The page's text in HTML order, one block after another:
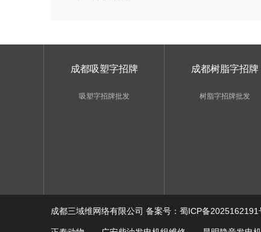
成都吸塑字招牌
吸塑字招牌批发
成都树脂字招牌
树脂字招牌批发
成都三域维网络有限公司 备案号： 蜀ICP备2025162191